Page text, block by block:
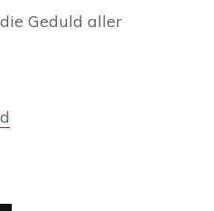
Geduld aller